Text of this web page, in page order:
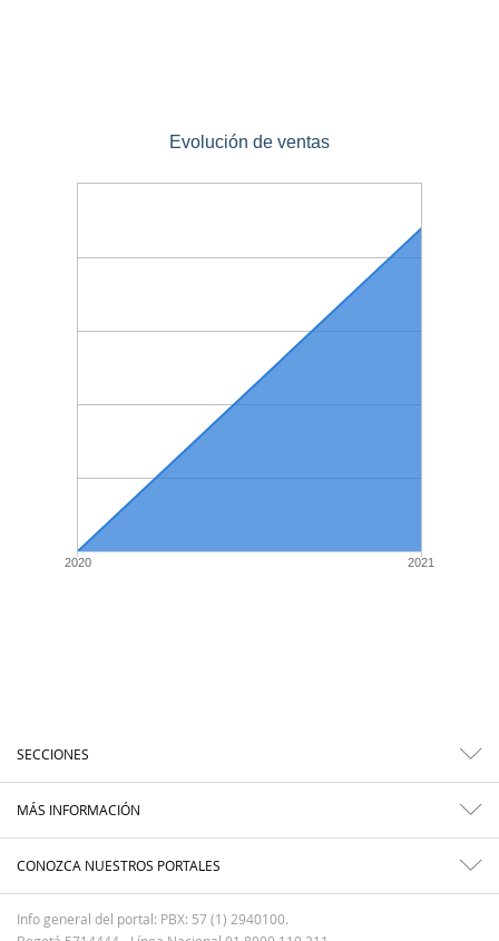
Evolución de ventas
2020 2021
SECCIONES
MÁS INFORMACIÓN
CONOZCA NUESTROS PORTALES
Info general del portal: PBX: 57 (1) 2940100.